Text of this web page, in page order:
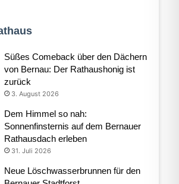
Süßes Comeback über den Dächern
von Bernau: Der Rathaushonig ist
zurück
3. August 2026
Dem Himmel so nah:
Sonnenfinsternis auf dem Bernauer
Rathausdach erleben
31. Juli 2026
Neue Löschwasserbrunnen für den